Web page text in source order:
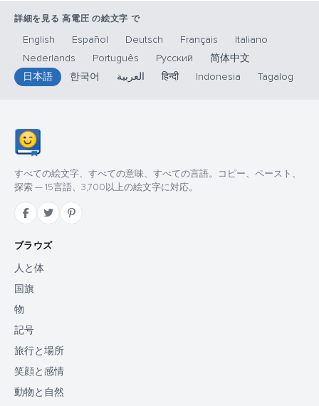
詳細を見る 高電圧 の絵文字 で
English Español Deutsch Français
Italiano
Nederlands
Português Русский
简体中文
日本語
한국어 العربية हिन्दी Indonesia Tagalog
すべての絵文字、すべての意味、すべての言語。コピー、ペースト、
探索 — 15言語、3,700以上の絵文字に対応。
ブラウズ
人と体
国旗
物
記号
旅行と場所
笑顔と感情
動物と自然